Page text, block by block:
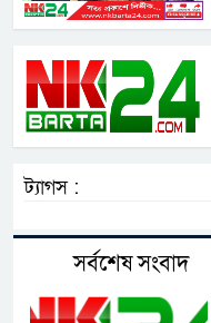
ট্যাগস :
সর্বশেষ সংবাদ